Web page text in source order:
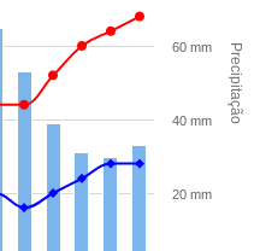
Precipitação
20 mm
40 mm
60 mm